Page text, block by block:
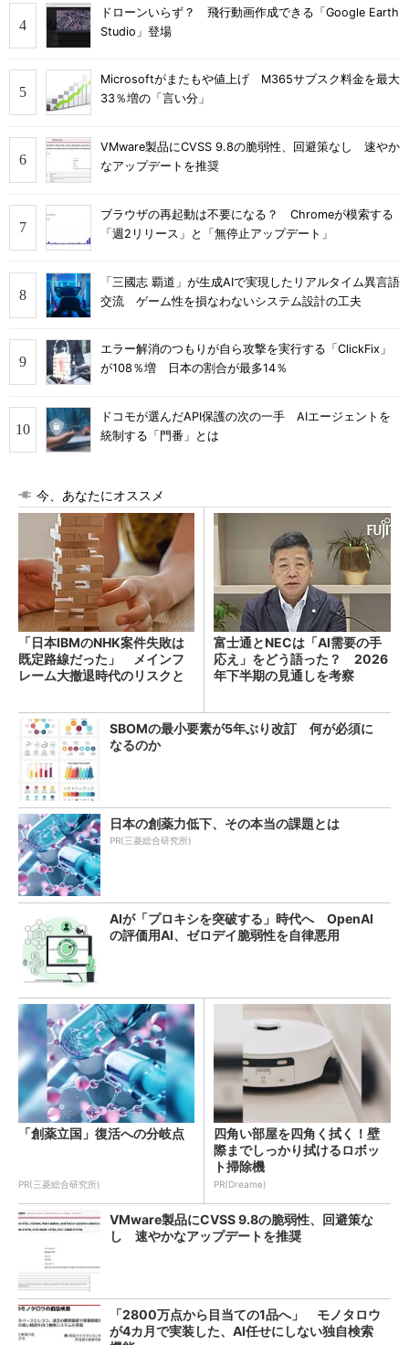
ドローンいらず？ 飛行動画作成できる「Google Earth
Studio」登場
Microsoftがまたもや値上げ M365サブスク料金を最大
33％増の「言い分」
VMware製品にCVSS 9.8の脆弱性、回避策なし 速やか
なアップデートを推奨
ブラウザの再起動は不要になる？ Chromeが模索する
「週2リリース」と「無停止アップデート」
「三國志 覇道」が生成AIで実現したリアルタイム異言語
交流 ゲーム性を損なわないシステム設計の工夫
エラー解消のつもりが自ら攻撃を実行する「ClickFix」
が108％増 日本の割合が最多14％
ドコモが選んだAPI保護の次の一手 AIエージェントを
統制する「門番」とは
今、あなたにオススメ
「日本IBMのNHK案件失敗は
既定路線だった」 メインフ
レーム大撤退時代のリスクと
富士通とNECは「AI需要の手
応え」をどう語った？ 2026
年下半期の見通しを考察
SBOMの最小要素が5年ぶり改訂 何が必須に
なるのか
日本の創薬力低下、その本当の課題とは
PR(三菱総合研究所)
AIが「プロキシを突破する」時代へ OpenAI
の評価用AI、ゼロデイ脆弱性を自律悪用
「創薬立国」復活への分岐点
PR(三菱総合研究所)
四角い部屋を四角く拭く！壁
際までしっかり拭けるロボッ
ト掃除機
PR(Dreame)
VMware製品にCVSS 9.8の脆弱性、回避策な
し 速やかなアップデートを推奨
「2800万点から目当ての1品へ」 モノタロウ
が4カ月で実装した、AI任せにしない独自検索